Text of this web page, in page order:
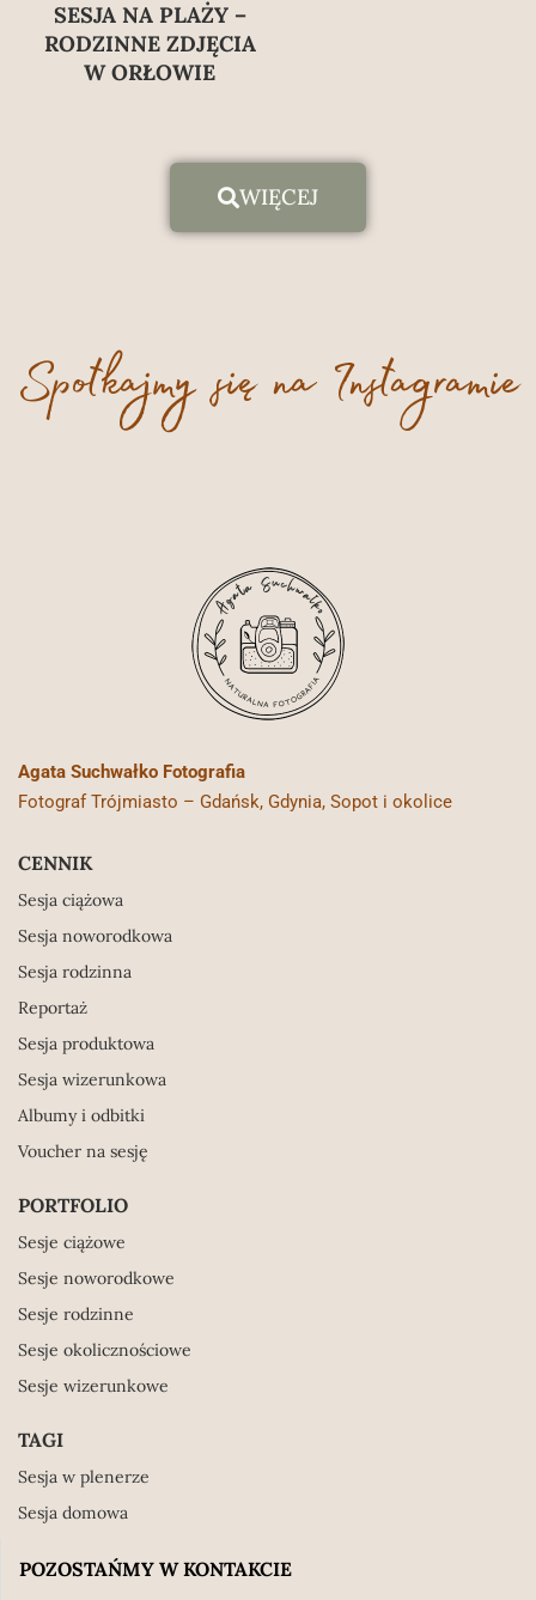
SESJA NA PLAŻY –
RODZINNE ZDJĘCIA
W ORŁOWIE
WIĘCEJ
Spotkajmy się na Instagramie
Agata Suchwałko Fotografia
Fotograf Trójmiasto – Gdańsk, Gdynia, Sopot i okolice
CENNIK
Sesja ciążowa
Sesja noworodkowa
Sesja rodzinna
Reportaż
Sesja produktowa
Sesja wizerunkowa
Albumy i odbitki
Voucher na sesję
PORTFOLIO
Sesje ciążowe
Sesje noworodkowe
Sesje rodzinne
Sesje okolicznościowe
Sesje wizerunkowe
TAGI
Sesja w plenerze
Sesja domowa
POZOSTAŃMY W KONTAKCIE